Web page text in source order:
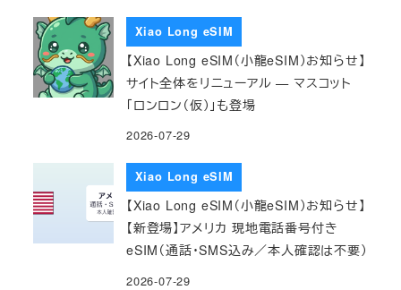
Xiao Long eSIM
【Xiao Long eSIM（小龍eSIM）お知らせ】
サイト全体をリニューアル — マスコット
「ロンロン（仮）」も登場
2026-07-29
Xiao Long eSIM
【Xiao Long eSIM（小龍eSIM）お知らせ】
【新登場】アメリカ 現地電話番号付き
eSIM（通話・SMS込み／本人確認は不要）
2026-07-29